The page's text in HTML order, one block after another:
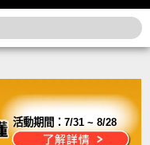
活動期間：7/31 ~ 8/28